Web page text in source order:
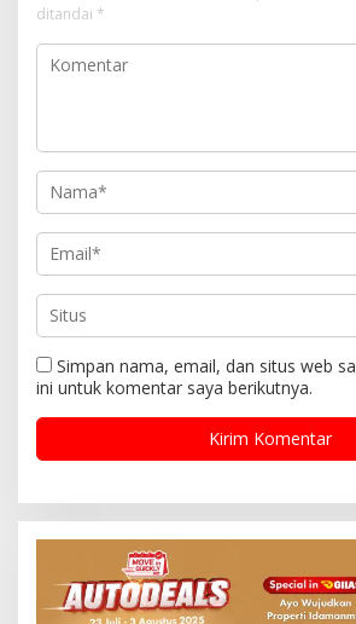
ditandai *
Simpan nama, email, dan situs web
ini untuk komentar saya berikutnya.